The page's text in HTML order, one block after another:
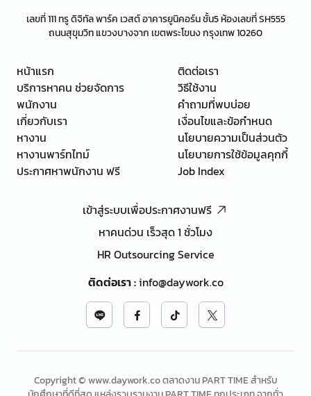
เลขที่ 111 ทรู ดิจิทัล พาร์ค เวสต์ อาคารยูนิคอร์น ชั้น5 ห้องเลขที่ SH555
ถนนสุขุมวิท แขวงบางจาก เขตพระโขนง กรุงเทพ 10260
หน้าแรก
บริการหาคน ช่วยจัดการ
พนักงาน
เกี่ยวกับเรา
หางาน
หางานพาร์ทไทม์
ประกาศหาพนักงาน ฟรี
ติดต่อเรา
วิธีใช้งาน
คำถามที่พบบ่อย
เงื่อนไขและข้อกำหนด
นโยบายความเป็นส่วนตัว
นโยบายการใช้ข้อมูลคุกกี้
Job Index
เข้าสู่ระบบเพื่อประกาศงานฟรี
หาคนด่วน เร็วสุด 1 ชั่วโมง
HR Outsourcing Service
ติดต่อเรา:info@daywork.co
Copyright © www.daywork.co ตลาดงาน PART TIME สำหรับ